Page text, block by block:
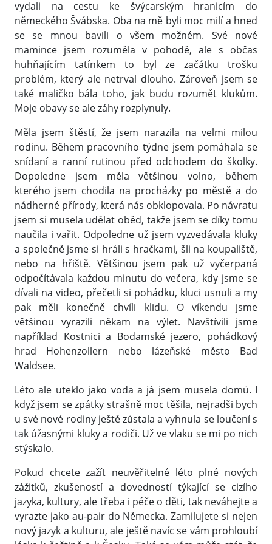
vydali na cestu ke švýcarským hranicím do
německého Švábska. Oba na mě byli moc milí a hned
se se mnou bavili o všem možném. Své nové
mamince jsem rozuměla v pohodě, ale s občas
huhňajícím tatínkem to byl ze začátku trošku
problém, který ale netrval dlouho. Zároveň jsem se
také maličko bála toho, jak budu rozumět klukům.
Moje obavy se ale záhy rozplynuly.
Měla jsem štěstí, že jsem narazila na velmi milou
rodinu. Během pracovního týdne jsem pomáhala se
snídaní a ranní rutinou před odchodem do školky.
Dopoledne jsem měla většinou volno, během
kterého jsem chodila na procházky po městě a do
nádherné přírody, která nás obklopovala. Po návratu
jsem si musela udělat oběd, takže jsem se díky tomu
naučila i vařit. Odpoledne už jsem vyzvedávala kluky
a společně jsme si hráli s hračkami, šli na koupaliště,
nebo na hřiště. Většinou jsem pak už vyčerpaná
odpočítávala každou minutu do večera, kdy jsme se
dívali na video, přečetli si pohádku, kluci usnuli a my
pak měli konečně chvíli klidu. O víkendu jsme
většinou vyrazili někam na výlet. Navštívili jsme
například Kostnici a Bodamské jezero, pohádkový
hrad Hohenzollern nebo lázeňské město Bad
Waldsee.
Léto ale uteklo jako voda a já jsem musela domů. I
když jsem se zpátky strašně moc těšila, nejradši bych
u své nové rodiny ještě zůstala a vyhnula se loučení s
tak úžasnými kluky a rodiči. Už ve vlaku se mi po nich
stýskalo.
Pokud chcete zažít neuvěřitelné léto plné nových
zážitků, zkušeností a dovedností týkající se cizího
jazyka, kultury, ale třeba i péče o děti, tak neváhejte a
vyrazte jako au-pair do Německa. Zamilujete si nejen
nový jazyk a kulturu, ale ještě navíc se vám prohloubí